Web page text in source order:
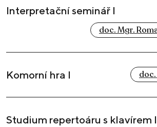
Interpretační seminář I
doc. Mgr.
Komorní hra I
Studium repertoáru s klavírem I